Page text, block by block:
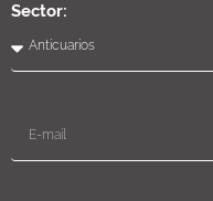
Sector: